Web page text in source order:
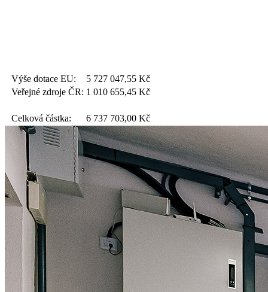
Výše dotace EU: 5 727 047,55 Kč
Veřejné zdroje ČR: 1 010 655,45 Kč
Celková částka: 6 737 703,00 Kč